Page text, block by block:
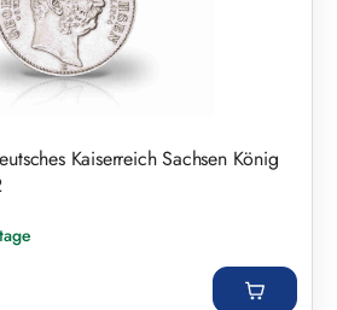
Kaiserreich Sachsen König